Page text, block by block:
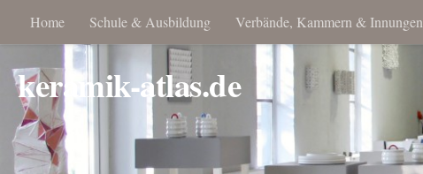
Home Schule & Ausbildung Verbände, Kammern & Innungen
keramik-atlas.de